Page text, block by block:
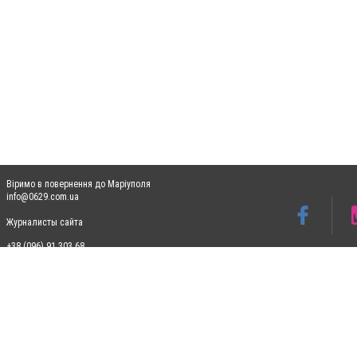
Віримо в повернення до Маріуполя
info@0629.com.ua
Журналисты сайта
+38 (096) 91 303 68